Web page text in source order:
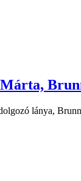
lánya,